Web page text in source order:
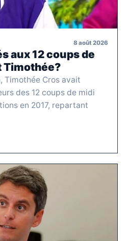
8 août 2026
aux 12 coups de
Timothée?
Timothée Cros avait
des 12 coups de midi
en 2017, repartant